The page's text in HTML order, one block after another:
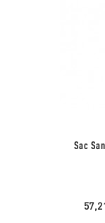
Sac